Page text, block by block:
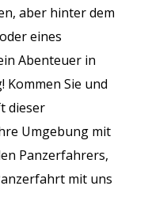
aber hinter dem
eines
Abenteuer in
Sie und
dieser
Umgebung mit
Panzerfahrers,
mit uns